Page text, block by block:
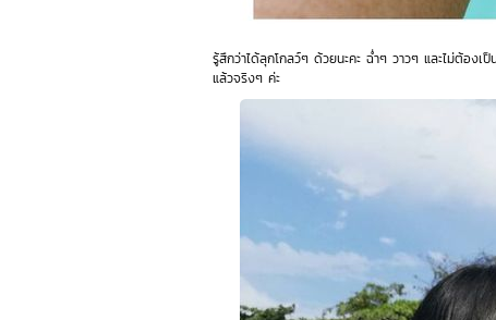
รู้สึกว่าได้ลุกโกลว์ๆ ด้วยนะคะ ฉ่ำๆ วาวๆ และไม่ต้องเ
แล้วจริงๆ ค่ะ